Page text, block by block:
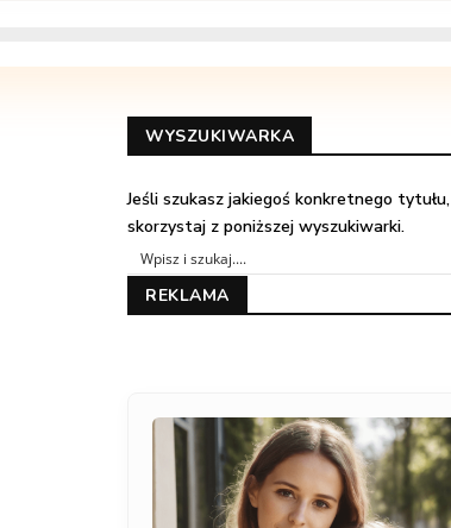
WYSZUKIWARKA
Jeśli szukasz jakiegoś konkretnego tytułu,
skorzystaj z poniższej wyszukiwarki.
REKLAMA